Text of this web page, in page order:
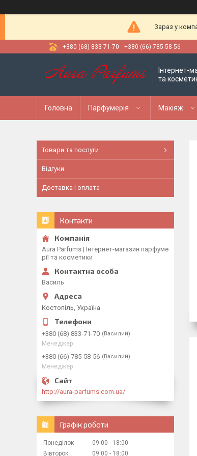
Зараз у
+380 (68) 833-71-70 +380 (66) 785-58-56
Інтернет-
та
Головна Парфумерія Макіяж
Товари та послуги
Відгуки
Доставка і оплата
Контакти
Aura Parfums | Інтернет-магазин парфуме
рії та косметики
Василь
Костопіль, Україна
+380 (68) 833-71-70 Василий
Менеджер
+380 (66) 785-58-56 Василий
Менеджер
http://aura-parfums.com.ua/
Графік роботи
Понеділок 09:00
18:00
Вівторок
09:00 18:00